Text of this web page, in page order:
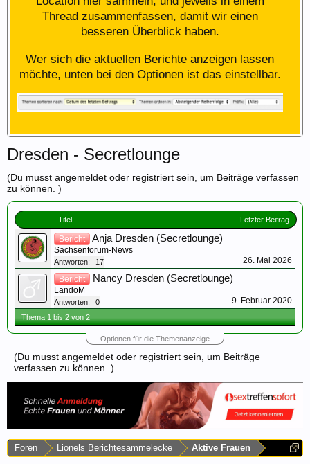
Thread zusammenfassen, damit wir einen
besseren Überblick haben.
Wer sich die aktuellen Berichte anzeigen lassen
möchte, unten bei den Optionen ist das einstellbar.
Dresden - Secretlounge
(Du musst angemeldet oder registriert sein, um Beiträge verfassen
zu können. )
Titel Letzter Beitrag
Bericht Anja Dresden (Secretlounge)
Sachsenforum-News
Antworten: 17 26. Mai 2026
Bericht Nancy Dresden (Secretlounge)
LandoM
Antworten: 0 9. Februar 2020
Thema 1 bis 2 von 2
Optionen für die Themenanzeige
(Du musst angemeldet oder registriert sein, um Beiträge
verfassen zu können. )
Foren Lionels Berichtesammelecke Aktive Frauen